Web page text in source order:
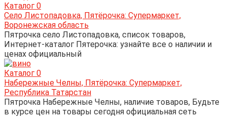
Каталог 0
Село Листопадовка, Пятёрочка: Супермаркет,
Воронежская область
Пятрочка село Листопадовка, список товаров,
Интернет-каталог Пятерочка: узнайте все о наличии и
ценах официальный
Каталог 0
Набережные Челны, Пятёрочка: Супермаркет,
Республика Татарстан
Пятрочка Набережные Челны, наличие товаров, Будьте
в курсе цен на товары сегодня официальная сеть